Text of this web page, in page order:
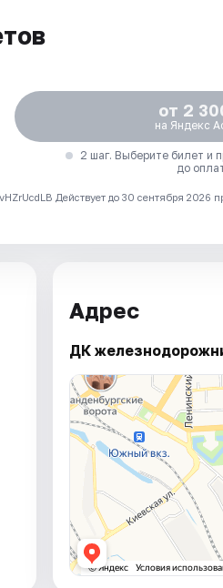
от 2
на Яндекс
2 шаг. Выберите билет и
до
Действует до 30 сентября 2026
Адрес
ДК